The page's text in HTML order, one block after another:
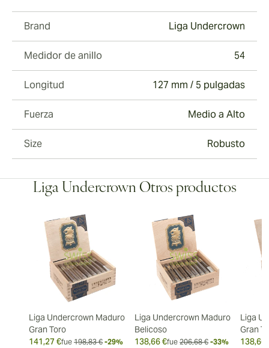
Brand Liga Undercrown
Medidor de anillo 54
Longitud 127 mm / 5 pulgadas
Fuerza Medio a Alto
Size Robusto
Liga Undercrown Otros productos
Liga Undercrown Maduro
Gran Toro
141,27 €fue 198,83 € -29%
Liga Undercrown Maduro
Belicoso
138,66 €fue 206,68 € -33%
Liga
Gran
138,66